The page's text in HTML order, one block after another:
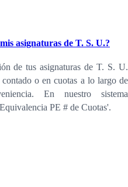
asignaturas de T. S. U.?
de tus asignaturas de T. S. U.
o en cuotas a lo largo de
En nuestro sistema
PE # de Cuotas'.